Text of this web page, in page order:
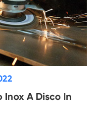
A Disco In